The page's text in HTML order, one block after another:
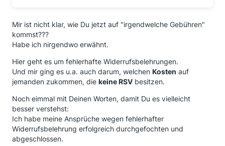
Mir ist nicht klar, wie Du jetzt auf "irgendwelche Gebühren"
kommst???
Habe ich nirgendwo erwähnt.
Hier geht es um fehlerhafte Widerrufsbelehrungen.
Und mir ging es u.a. auch darum, welchen Kosten auf
jemanden zukommen, die keine RSV besitzen.
Noch eimmal mit Deinen Worten, damit Du es vielleicht
besser verstehst:
Ich habe meine Ansprüche wegen fehlerhafter
Widerrufsbelehrung erfolgreich durchgefochten und
abgeschlossen.